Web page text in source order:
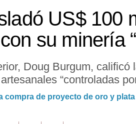
US$ 100
su minería
Doug Burgum, calificó
“controladas
compra de proyecto de oro y